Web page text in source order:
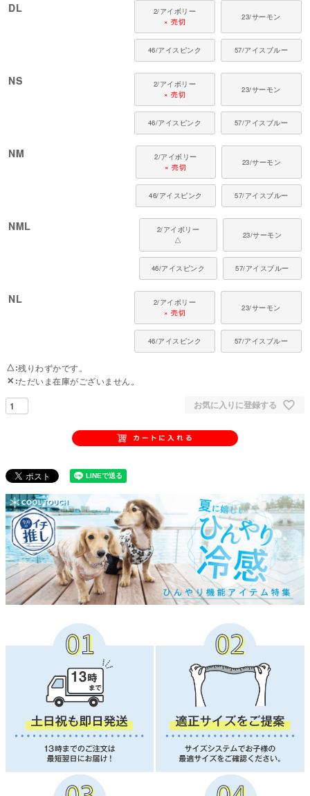
DL
2/アイボリー
× 売切
23/サーモン
46/アイスピンク 57/アイスブルー
NS
2/アイボリー
× 売切
23/サーモン
46/アイスピンク 57/アイスブルー
NM
2/アイボリー
× 売切
23/サーモン
46/アイスピンク 57/アイスブルー
NML
2/アイボリー
△
23/サーモン
46/アイスピンク 57/アイスブルー
NL
2/アイボリー
× 売切
23/サーモン
46/アイスピンク 57/アイスブルー
△ 残りわずかです。
✕ ただいま在庫がございません。
お気に入りに登録する